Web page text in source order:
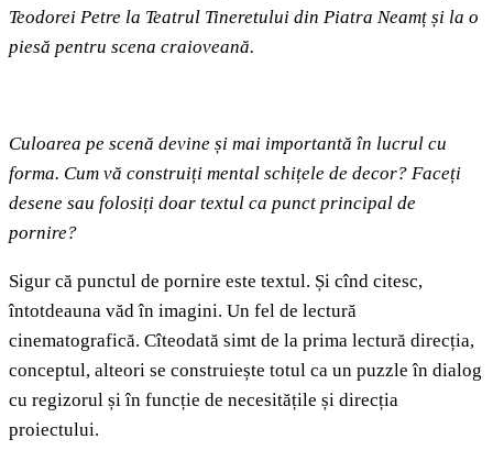
Teodorei Petre la Teatrul Tineretului din Piatra Neamț și la o
piesă pentru scena craioveană.
Culoarea pe scenă devine și mai importantă în lucrul cu
forma. Cum vă construiți mental schițele de decor? Faceți
desene sau folosiți doar textul ca punct principal de
pornire?
Sigur că punctul de pornire este textul. Și cînd citesc,
întotdeauna văd în imagini. Un fel de lectură
cinematografică. Cîteodată simt de la prima lectură direcția,
conceptul, alteori se construiește totul ca un puzzle în dialog
cu regizorul și în funcție de necesitățile și direcția
proiectului.